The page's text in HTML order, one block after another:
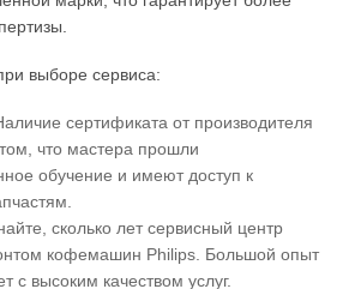
выборе сервиса:
сертификата от производителя
что мастера прошли
обучение и имеют доступ к
сколько лет сервисный центр
кофемашин Philips. Большой опыт
с высоким качеством услуг.